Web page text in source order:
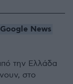
News
την Ελλάδα
στο